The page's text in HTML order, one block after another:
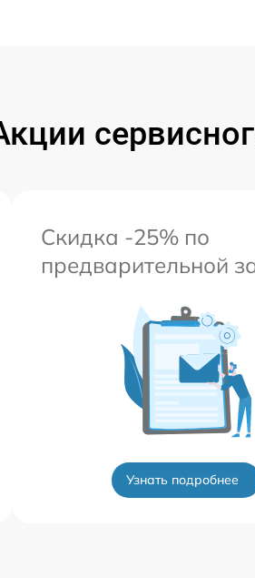
Скидка -25% по
предварительной
Узнать подробнее